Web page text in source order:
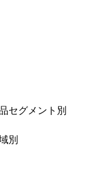
セグメント別
別